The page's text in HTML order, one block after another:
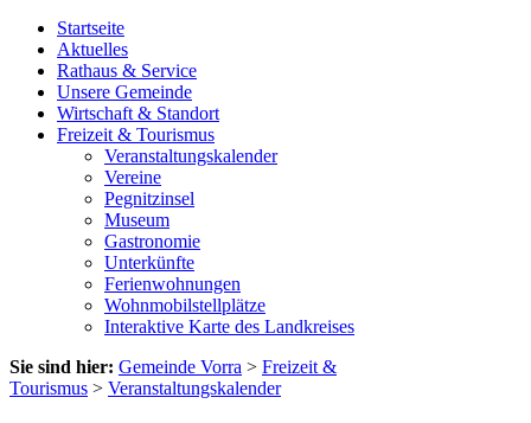
Startseite
Aktuelles
Rathaus & Service
Unsere Gemeinde
Wirtschaft & Standort
Freizeit & Tourismus
Veranstaltungskalender
Vereine
Pegnitzinsel
Museum
Gastronomie
Unterkünfte
Ferienwohnungen
Wohnmobilstellplätze
Interaktive Karte des Landkreises
Sie sind hier: Gemeinde Vorra > Freizeit &
Tourismus > Veranstaltungskalender